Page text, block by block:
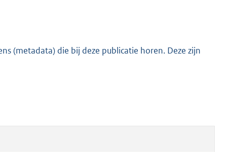
K
(metadata) die bij deze publicatie horen. Deze zijn